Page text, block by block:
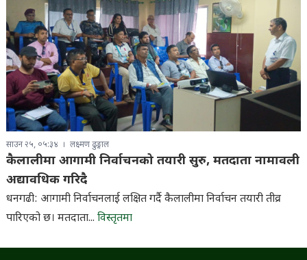
साउन २५, ०५:३४ लक्ष्मण ढुङ्गाल
कैलालीमा आगामी निर्वाचनको तयारी सुरु, मतदाता नामावली
अद्यावधिक गरिदै
धनगढी: आगामी निर्वाचनलाई लक्षित गर्दै कैलालीमा निर्वाचन तयारी तीव्र
पारिएको छ। मतदाता... विस्तृतमा